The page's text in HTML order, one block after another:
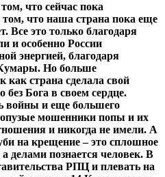
что сейчас пока
что наша страна пока еще
Все это только благодаря
и особенно России
энергией, благодаря
Но больше
как страна сделала свой
Бога в своем сердце.
войны и еще большего
мошенники попы и их
и никогда не имели. А
на крещение – это сплошное
делами познается человек. В
РПЦ и плевать на